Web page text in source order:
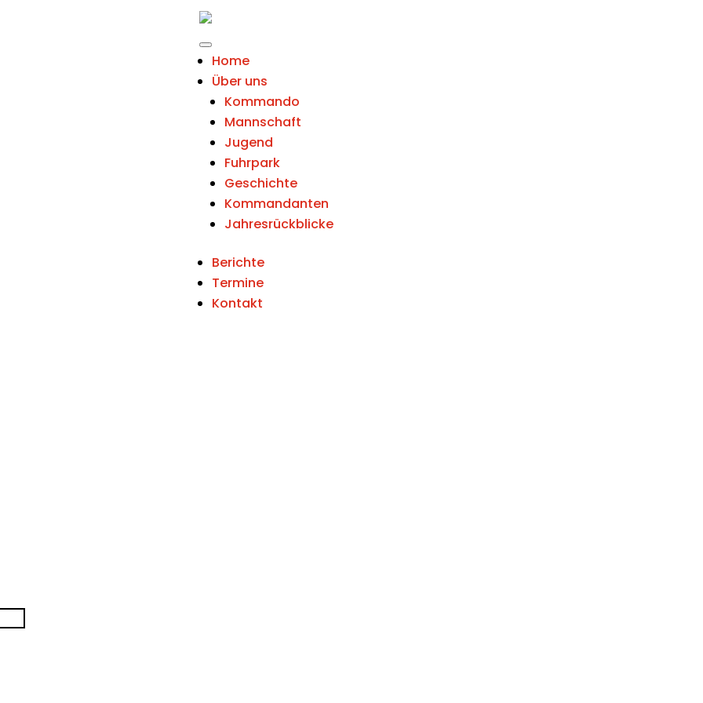
Home
Über uns
Kommando
Mannschaft
Jugend
Fuhrpark
Geschichte
Kommandanten
Jahresrückblicke
Berichte
Termine
Kontakt